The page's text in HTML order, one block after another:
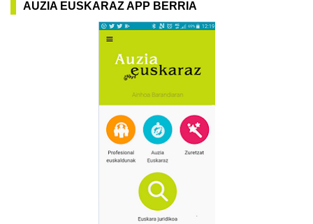
AUZIA EUSKARAZ APP BERRIA